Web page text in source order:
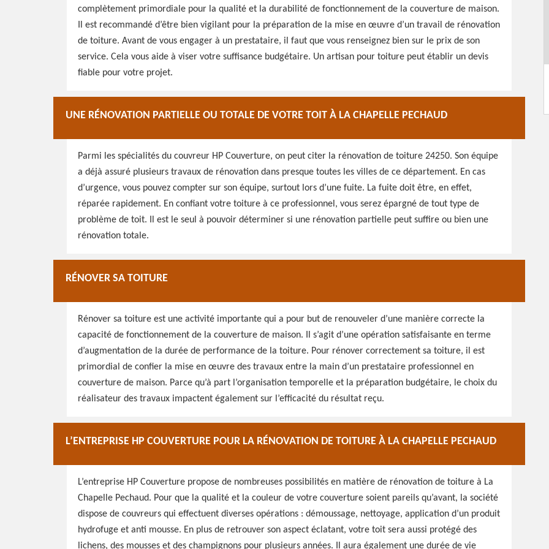
complètement primordiale pour la qualité et la durabilité de fonctionnement de la couverture de maison.
Il est recommandé d’être bien vigilant pour la préparation de la mise en œuvre d’un travail de rénovation
de toiture. Avant de vous engager à un prestataire, il faut que vous renseignez bien sur le prix de son
service. Cela vous aide à viser votre suffisance budgétaire. Un artisan pour toiture peut établir un devis
fiable pour votre projet.
UNE RÉNOVATION PARTIELLE OU TOTALE DE VOTRE TOIT À LA CHAPELLE PECHAUD
Parmi les spécialités du couvreur HP Couverture, on peut citer la rénovation de toiture 24250. Son équipe
a déjà assuré plusieurs travaux de rénovation dans presque toutes les villes de ce département. En cas
d’urgence, vous pouvez compter sur son équipe, surtout lors d’une fuite. La fuite doit être, en effet,
réparée rapidement. En confiant votre toiture à ce professionnel, vous serez épargné de tout type de
problème de toit. Il est le seul à pouvoir déterminer si une rénovation partielle peut suffire ou bien une
rénovation totale.
RÉNOVER SA TOITURE
Rénover sa toiture est une activité importante qui a pour but de renouveler d’une manière correcte la
capacité de fonctionnement de la couverture de maison. Il s’agit d’une opération satisfaisante en terme
d’augmentation de la durée de performance de la toiture. Pour rénover correctement sa toiture, il est
primordial de confier la mise en œuvre des travaux entre la main d’un prestataire professionnel en
couverture de maison. Parce qu’à part l’organisation temporelle et la préparation budgétaire, le choix du
réalisateur des travaux impactent également sur l’efficacité du résultat reçu.
L’ENTREPRISE HP COUVERTURE POUR LA RÉNOVATION DE TOITURE À LA CHAPELLE PECHAUD
L’entreprise HP Couverture propose de nombreuses possibilités en matière de rénovation de toiture à La
Chapelle Pechaud. Pour que la qualité et la couleur de votre couverture soient pareils qu’avant, la société
dispose de couvreurs qui effectuent diverses opérations : démoussage, nettoyage, application d’un produit
hydrofuge et anti mousse. En plus de retrouver son aspect éclatant, votre toit sera aussi protégé des
lichens, des mousses et des champignons pour plusieurs années. Il aura également une durée de vie